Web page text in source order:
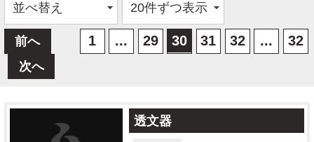
前へ 1 ... 29 30 31 32 ... 32
次へ
透文器